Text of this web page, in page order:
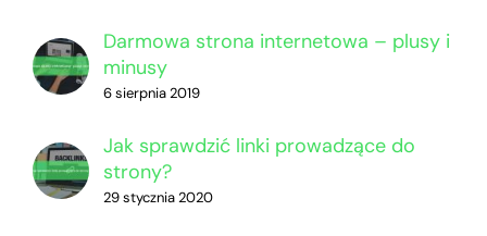
Darmowa strona internetowa – plusy i
minusy
6 sierpnia 2019
Jak sprawdzić linki prowadzące do
strony?
29 stycznia 2020